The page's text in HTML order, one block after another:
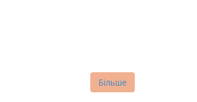
Більше